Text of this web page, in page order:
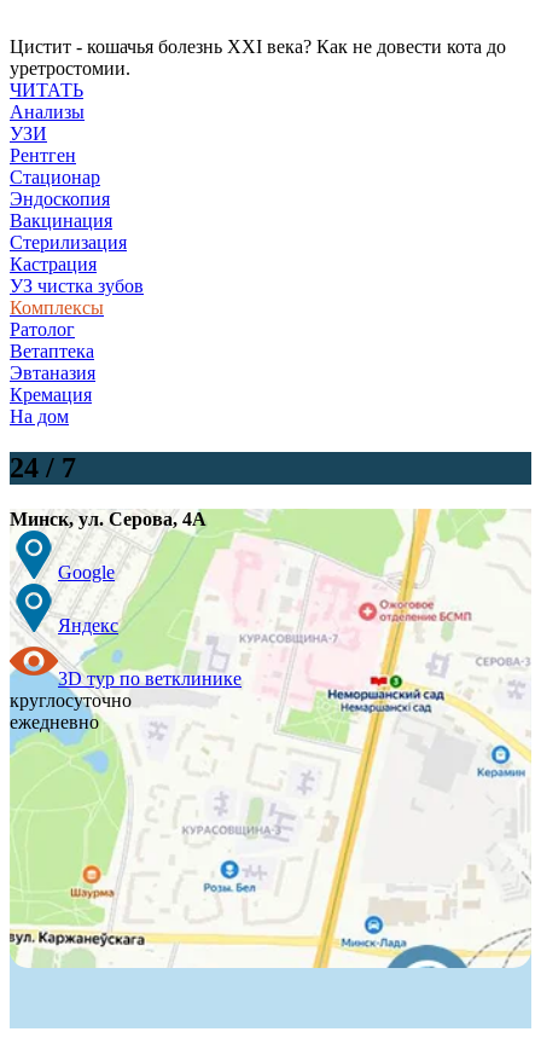
Цистит - кошачья болезнь XXI века? Как не довести кота до
уретростомии.
ЧИТАТЬ
Анализы
УЗИ
Рентген
Стационар
Эндоскопия
Вакцинация
Стерилизация
Кастрация
УЗ чистка зубов
Комплексы
Ратолог
Ветаптека
Эвтаназия
Кремация
На дом
24 / 7
Минск,ул. Серова, 4А
Google
Яндекс
3D тур по ветклинике
круглосуточно
ежедневно